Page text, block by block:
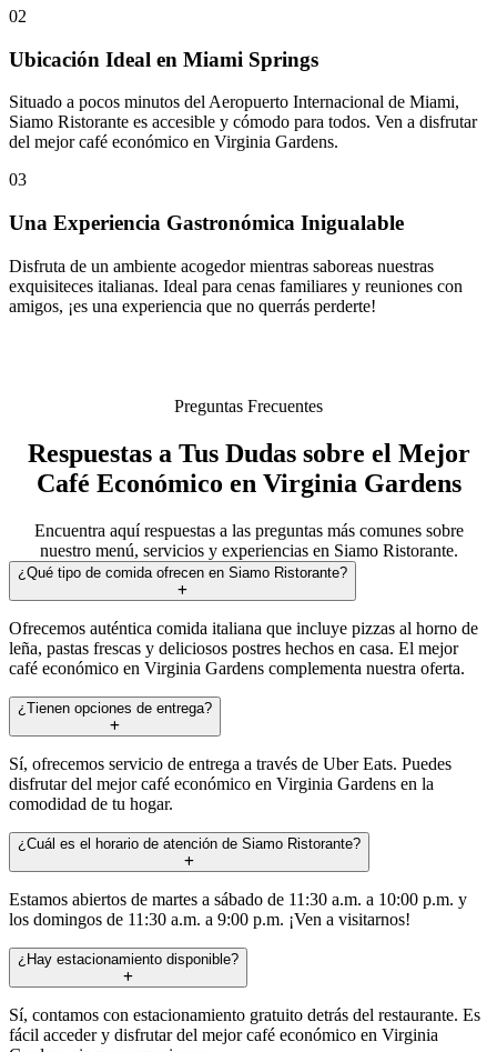
02
Ubicación Ideal en Miami Springs
Situado a pocos minutos del Aeropuerto Internacional de Miami,
Siamo Ristorante es accesible y cómodo para todos. Ven a disfrutar
del mejor café económico en Virginia Gardens.
03
Una Experiencia Gastronómica Inigualable
Disfruta de un ambiente acogedor mientras saboreas nuestras
exquisiteces italianas. Ideal para cenas familiares y reuniones con
amigos, ¡es una experiencia que no querrás perderte!
Preguntas Frecuentes
Respuestas a Tus Dudas sobre el Mejor
Café Económico en Virginia Gardens
Encuentra aquí respuestas a las preguntas más comunes sobre
nuestro menú, servicios y experiencias en Siamo Ristorante.
¿Qué tipo de comida ofrecen en Siamo Ristorante?
Ofrecemos auténtica comida italiana que incluye pizzas al horno de
leña, pastas frescas y deliciosos postres hechos en casa. El mejor
café económico en Virginia Gardens complementa nuestra oferta.
¿Tienen opciones de entrega?
Sí, ofrecemos servicio de entrega a través de Uber Eats. Puedes
disfrutar del mejor café económico en Virginia Gardens en la
comodidad de tu hogar.
¿Cuál es el horario de atención de Siamo Ristorante?
Estamos abiertos de martes a sábado de 11:30 a.m. a 10:00 p.m. y
los domingos de 11:30 a.m. a 9:00 p.m. ¡Ven a visitarnos!
¿Hay estacionamiento disponible?
Sí, contamos con estacionamiento gratuito detrás del restaurante. Es
fácil acceder y disfrutar del mejor café económico en Virginia